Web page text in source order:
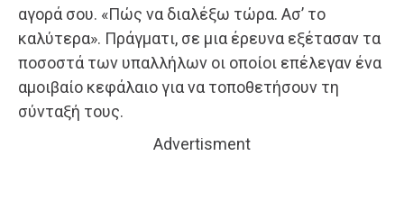
αγορά σου. «Πώς να διαλέξω τώρα. Ασ’ το
καλύτερα». Πράγματι, σε μια έρευνα εξέτασαν τα
ποσοστά των υπαλλήλων οι οποίοι επέλεγαν ένα
αμοιβαίο κεφάλαιο για να τοποθετήσουν τη
σύνταξή τους.
Advertisment